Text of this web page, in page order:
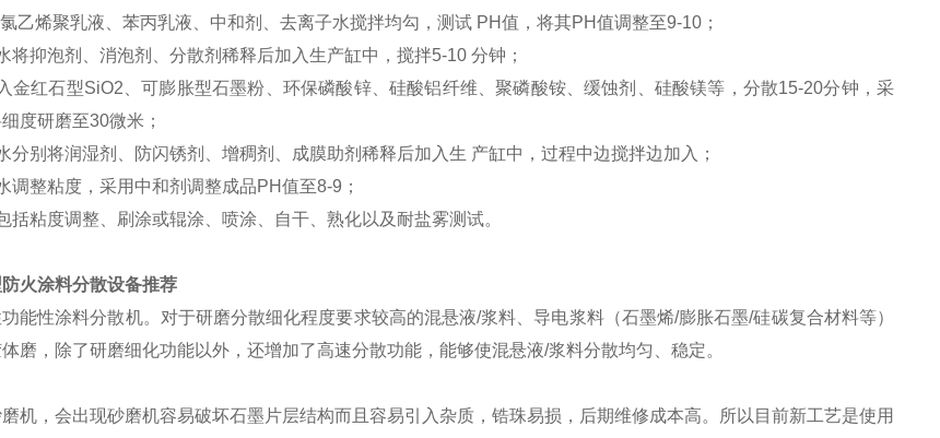
乙烯聚乳液、苯丙乳液、中和剂、去离子水搅拌均勾，测试 PH值，将其PH值调整至9-10；
将抑泡剂、消泡剂、分散剂稀释后加入生产缸中，搅拌5-10 分钟；
金红石型SiO2、可膨胀型石墨粉、环保磷酸锌、硅酸铝纤维、聚磷酸铵、缓蚀剂、硅酸镁等，分散15-20分钟，采
度研磨至30微米；
分别将润湿剂、防闪锈剂、增稠剂、成膜助剂稀释后加入生 产缸中，过程中边搅拌边加入；
调整粘度，采用中和剂调整成品PH值至8-9；
括粘度调整、刷涂或辊涂、喷涂、自干、熟化以及耐盐雾测试。
火涂料分散设备推荐
能性涂料分散机。对于研磨分散细化程度要求较高的混悬液/浆料、导电浆料（石墨烯/膨胀石墨/硅碳复合材料等）
磨，除了研磨细化功能以外，还增加了高速分散功能，能够使混悬液/浆料分散均匀、稳定。
机，会出现砂磨机容易破坏石墨片层结构而且容易引入杂质，锆珠易损，后期维修成本高。所以目前新工艺是使用